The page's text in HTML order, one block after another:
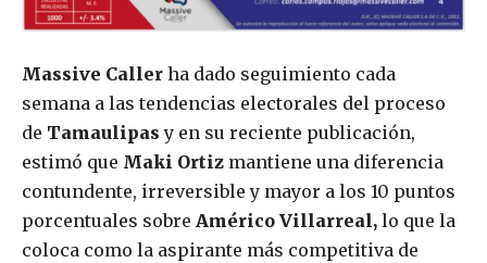
Massive Caller ha dado seguimiento cada
semana a las tendencias electorales del proceso
de Tamaulipas y en su reciente publicación,
estimó que Maki Ortiz mantiene una diferencia
contundente, irreversible y mayor a los 10 puntos
porcentuales sobre Américo Villarreal, lo que la
coloca como la aspirante más competitiva de